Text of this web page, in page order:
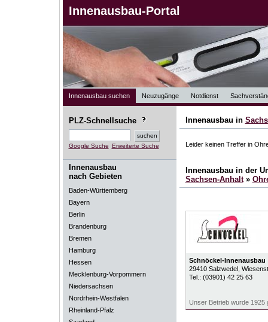
Innenausbau-Portal
Innenausbau suchen Neuzugänge Notdienst
PLZ-Schnellsuche
Google Suche Erweiterte Suche
Innenausbau
nach Gebieten
Baden-Württemberg
Bayern
Berlin
Brandenburg
Bremen
Hamburg
Hessen
Mecklenburg-Vorpommern
Niedersachsen
Nordrhein-Westfalen
Rheinland-Pfalz
Innenausbau in
Leider keinen Treffer in
Innenausbau in der
Sachsen-Anhalt»
Schnöckel-Innenausbau
29410 Salzwedel,
Tel.: (03901) 42 25 63
Unser Betrieb wurde 1925